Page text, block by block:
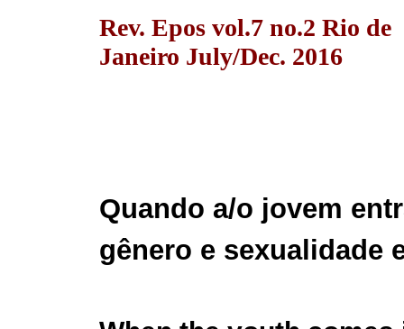
Rev. Epos vol.7 no.2 Rio de
Janeiro July/Dec. 2016
Quando a/o jovem
gênero e sexualidade